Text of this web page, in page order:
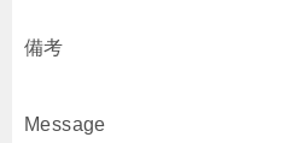
備考
Message